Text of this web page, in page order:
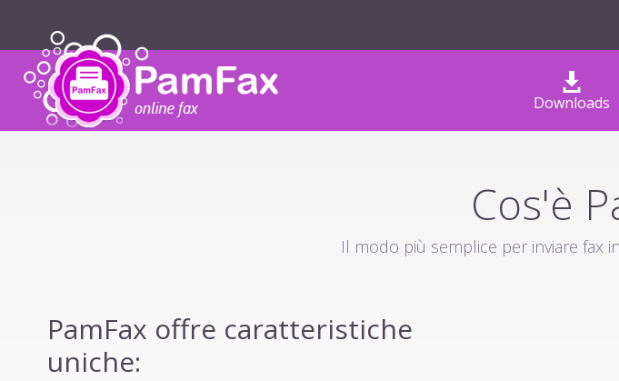
Downloads
Cos'è
Il modo più semplice per inviare fax
PamFax offre caratteristiche
uniche: